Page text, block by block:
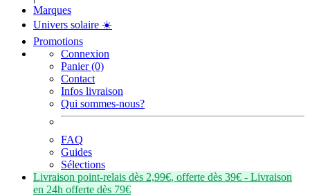
Marques
Univers solaire ☀️
Promotions
Connexion
Panier (0)
Contact
Infos livraison
Qui sommes-nous?
FAQ
Guides
Sélections
Livraison point-relais dès 2,99€, offerte dès 39€ - Livraison
en 24h offerte dès 79€